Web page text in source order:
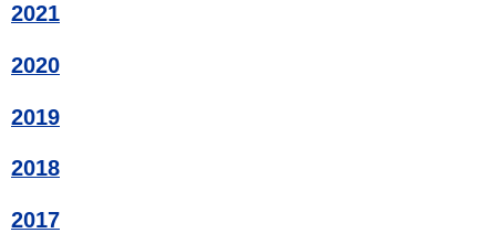
2021
2020
2019
2018
2017